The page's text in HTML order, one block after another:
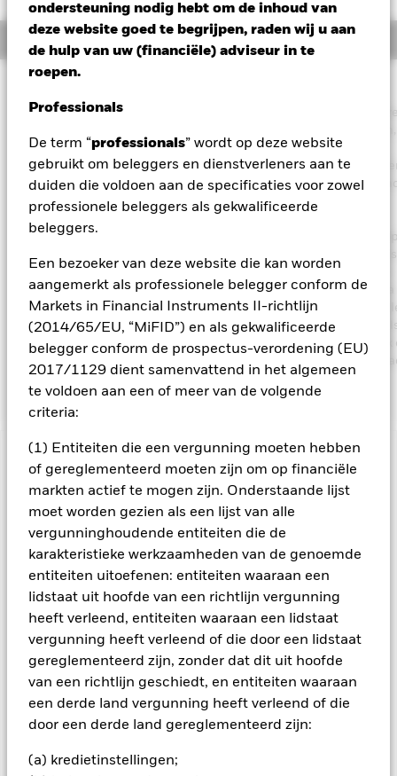
ondersteuning nodig hebt om de inhoud van
deze website goed te begrijpen, raden wij u aan
de hulp van uw (financiële) adviseur in te
roepen.
Professionals
De term “professionals” wordt op deze website
gebruikt om beleggers en dienstverleners aan te
duiden die voldoen aan de specificaties voor zowel
professionele beleggers als gekwalificeerde
beleggers.
Een bezoeker van deze website die kan worden
aangemerkt als professionele belegger conform de
Markets in Financial Instruments II-richtlijn
(2014/65/EU, “MiFID”) en als gekwalificeerde
belegger conform de prospectus-verordening (EU)
2017/1129 dient samenvattend in het algemeen
te voldoen aan een of meer van de volgende
criteria:
(1) Entiteiten die een vergunning moeten hebben
of gereglementeerd moeten zijn om op financiële
markten actief te mogen zijn. Onderstaande lijst
moet worden gezien als een lijst van alle
vergunninghoudende entiteiten die de
karakteristieke werkzaamheden van de genoemde
entiteiten uitoefenen: entiteiten waaraan een
lidstaat uit hoofde van een richtlijn vergunning
heeft verleend, entiteiten waaraan een lidstaat
vergunning heeft verleend of die door een lidstaat
gereglementeerd zijn, zonder dat dit uit hoofde
van een richtlijn geschiedt, en entiteiten waaraan
een derde land vergunning heeft verleend of die
door een derde land gereglementeerd zijn:
(a) kredietinstellingen;
Overzicht
Het Fonds streeft ernaar inkomsten uit uw belegging te
een manier die verenigbaar is met de principes van duurzaam
beleggen en een beleggingsbeleid dat rekening houdt met
het vlak van milieu, maatschappij en governance (ESG). Het
belegt wereldwijd ten minste 70% van zijn totale vermogen in
geldmarktinstrumenten (d.w.z. schuldeffecten met een korte
dergelijke vastrentende overdraagbare effecten. De totale activa
het Fonds worden belegd in overeenstemming met zijn ESG-
zoals uiteengezet in het prospectus. Raadpleeg voor meer
de ESG-kenmerken het prospectus en de website van BlackRock
https://www.blackrock.com/corporate/literature/publication/
baseline-screens-in-europe-middleeast-and-africa.pdf
BELANGRIJKE GEGEVENS: Kapitaalrisico.
De waarde en
zijn niet gegarandeerd. Beleggers verliezen mogelijk hun
oorspronkelijke inleg.
wanbetalingsquote van emittenten hebben een aanzienlijk
invloed op de prestaties van vastrentende effecten. Potentiële
of werkelijke verlagingen van de kredietrating kunnen het
risiconiveau verhogen. Voor Asset Backed Securities (ABS) en
Mortgage Backed Securities (MBS) gelden dezelfde risico’s
beleggingsinstrumenten zijn onderhevig aan een
liquiditeitsrisico, zij maken vaak gebruik van leningen en
geven misschien niet de totale waarde van de onderliggende
activa weer. Derivaten kunnen bijzonder gevoelig zijn voor
gebaseerd. Hierdoor kan de omvang van de winsten en